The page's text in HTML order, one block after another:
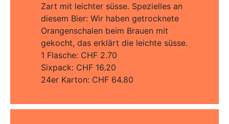
Zart mit leichter süsse. Spezielles an
diesem Bier: Wir haben getrocknete
Orangenschalen beim Brauen mit
gekocht, das erklärt die leichte süsse.
1 Flasche: CHF 2.70
Sixpack: CHF 16.20
24er Karton: CHF 64.80